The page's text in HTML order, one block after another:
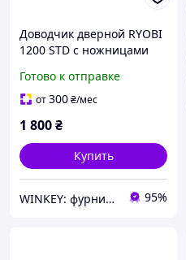
Доводчик дверной RYOBI
1200 STD с ножницами
Готово к отправке
от300₴/мес
1 800₴
Купить
WINKEY: фурнитура для окон и дверей 95%